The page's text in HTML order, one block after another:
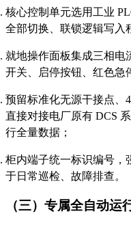
核心控制单元选用工业
全部切换、联锁逻辑写入
就地操作面板集成三相电
开关、启停按钮、红色急
预留标准化无源干接点、
直接对接电厂原有 DCS
行全量数据；
柜内端子统一标识编号，
于日常巡检、故障排查。
（三）专属全自动运